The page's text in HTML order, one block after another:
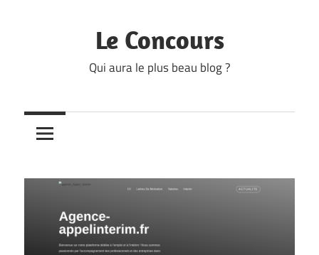
Le Concours
Qui aura le plus beau blog ?